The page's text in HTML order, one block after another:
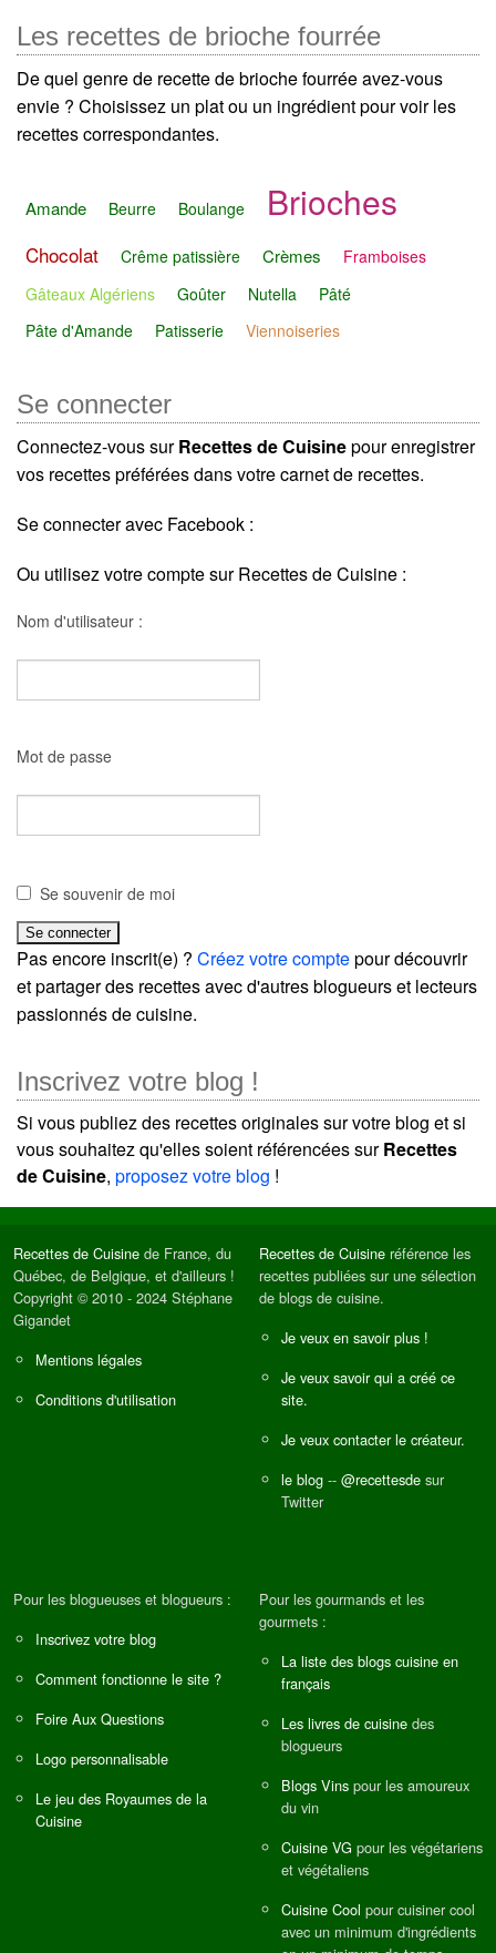
Les recettes de brioche fourrée
De quel genre de recette de brioche fourrée avez-vous
envie ? Choisissez un plat ou un ingrédient pour voir les
recettes correspondantes.
Amande Beurre Boulange Brioches
Chocolat Crême patissière Crèmes
Framboises
Gâteaux Algériens
Goûter Nutella
Pâté
Pâte d'Amande
Patisserie Viennoiseries
Se connecter
Connectez-vous surRecettes de Cuisinepour enregistrer
vos recettes préférées dans votre carnet de recettes.
Se connecter avec Facebook :
Ou utilisez votre compte sur Recettes de Cuisine :
Nom d'utilisateur :
Mot de passe
Se souvenir de moi
Pas encore inscrit(e) ? Créez votre comptepour découvrir
et partager des recettes avec d'autres blogueurs et lecteurs
passionnés de cuisine.
Inscrivez votre blog !
Si vous publiez des recettes originales sur votre blog et si
vous souhaitez qu'elles soient référencées surRecettes
de Cuisine, proposez votre blog !
Recettes de Cuisine de France, du
Québec, de Belgique, et d'ailleurs !
Copyright © 2010 - 2024 Stéphane
Gigandet
Mentions légales
Conditions d'utilisation
Recettes de Cuisine référence les
recettes publiées sur une sélection
de blogs de cuisine.
Je veux en savoir plus !
Je veux savoir qui a créé ce
site.
Je veux contacter le créateur.
le blog -- @recettesde sur
Twitter
Pour les blogueuses et blogueurs :
Inscrivez votre blog
Comment fonctionne le site ?
Foire Aux Questions
Logo personnalisable
Le jeu des Royaumes de la
Cuisine
Pour les gourmands et les
gourmets :
La liste des blogs cuisine en
français
Les livres de cuisine des
blogueurs
Blogs Vins pour les amoureux
du vin
Cuisine VG pour les végétariens
et végétaliens
Cuisine Cool pour cuisiner cool
avec un minimum d'ingrédients